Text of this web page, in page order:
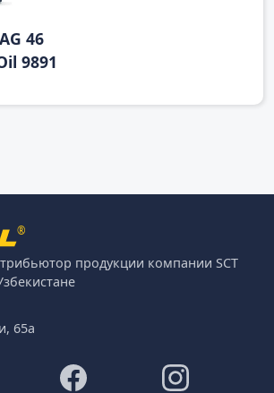
46
9891
®
продукции компании SCT
65а